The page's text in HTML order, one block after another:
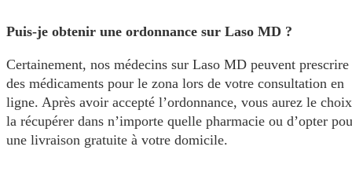
Puis-je obtenir une ordonnance sur Laso MD ?
Certainement, nos médecins sur Laso MD peuvent prescrire
des médicaments pour le zona lors de votre consultation en
ligne. Après avoir accepté l’ordonnance, vous aurez le
la récupérer dans n’importe quelle pharmacie ou d’opter
une livraison gratuite à votre domicile.